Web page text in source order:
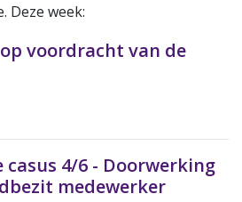
Deze week:
voordracht van de
casus 4/6 - Doorwerking
medewerker